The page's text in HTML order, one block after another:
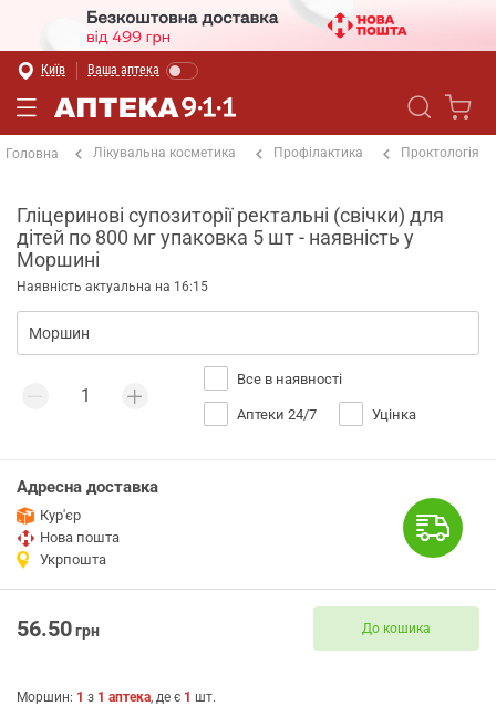
Київ Ваша аптека
Головна Лікувальна косметика Профілактика Проктологія
Гліцеринові супозиторії ректальні (свічки) для
дітей по 800 мг упаковка 5 шт - наявність у
Моршині
Наявність актуальна на 16:15
Все в наявності
Аптеки 24/7 Уцінка
Адресна доставка
Кур'єр
Нова пошта
Укрпошта
56.50грн До кошика
Моршин: 1 з 1 аптека, де є 1 шт.